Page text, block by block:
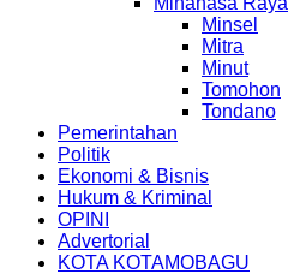
Minsel
Mitra
Minut
Tomohon
Tondano
Pemerintahan
Politik
Ekonomi & Bisnis
Hukum & Kriminal
OPINI
Advertorial
KOTA KOTAMOBAGU